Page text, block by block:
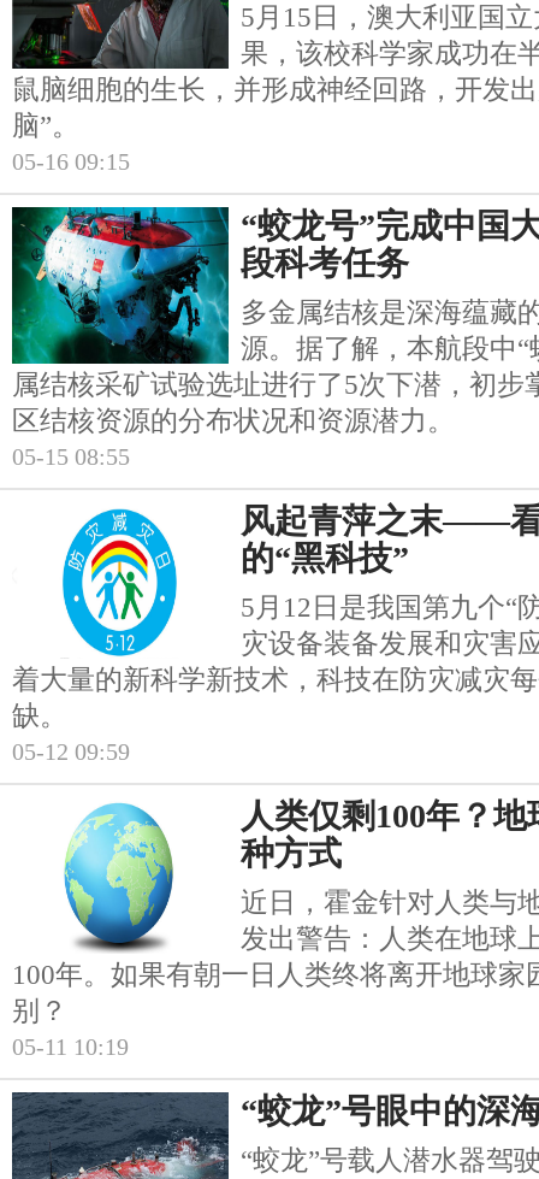
5月15日，澳大利亚国
果，该校科学家成功在
鼠脑细胞的生长，并形成神经回路，开发
脑”。
05-16 09:15
“蛟龙号”完成中国
段科考任务
多金属结核是深海蕴藏
源。据了解，本航段中
属结核采矿试验选址进行了5次下潜，初步
区结核资源的分布状况和资源潜力。
05-15 08:55
风起青萍之末——
的“黑科技”
5月12日是我国第九个“
灾设备装备发展和灾害
着大量的新科学新技术，科技在防灾减灾
缺。
05-12 09:59
人类仅剩100年？
种方式
近日，霍金针对人类与
发出警告：人类在地球
100年。如果有朝一日人类终将离开地球家
别？
05-11 10:19
“蛟龙”号眼中的深
“蛟龙”号载人潜水器驾